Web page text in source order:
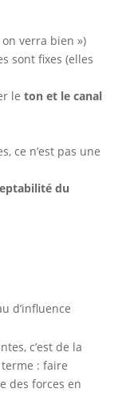
verra bien »)
sont fixes (elles
le ton et le canal
ce n’est pas une
du
d’influence
c’est de la
: faire
des forces en